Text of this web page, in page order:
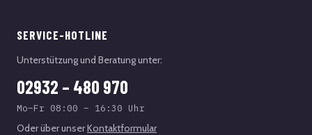
SERVICE-HOTLINE
Unterstützung und Beratung unter:
02932 – 480 970
Mo–Fr 08:00 – 16:30 Uhr
Oder über unserKontaktformular